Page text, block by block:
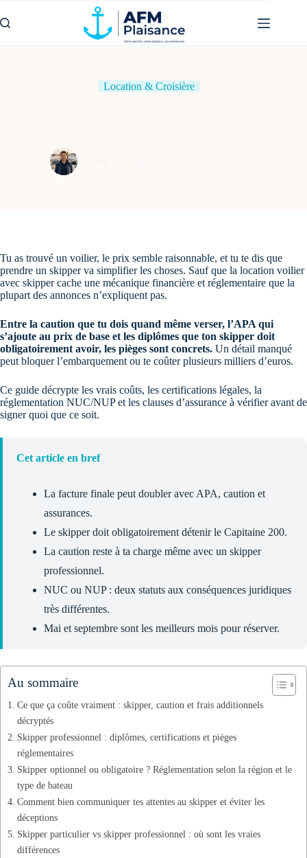
au
contenu
Location & Croisière
Tu as trouvé un voilier, le prix semble raisonnable, et tu te dis que
prendre un skipper va simplifier les choses. Sauf que la location voilier
avec skipper cache une mécanique financière et réglementaire que la
plupart des annonces n’expliquent pas.
Entre la caution que tu dois quand même verser, l’APA qui
s’ajoute au prix de base et les diplômes que ton skipper doit
obligatoirement avoir, les pièges sont concrets. Un détail manqué
peut bloquer l’embarquement ou te coûter plusieurs milliers d’euros.
Ce guide décrypte les vrais coûts, les certifications légales, la
réglementation NUC/NUP et les clauses d’assurance à vérifier avant de
signer quoi que ce soit.
Cet article en bref
La facture finale peut doubler avec APA, caution et
assurances.
Le skipper doit obligatoirement détenir le Capitaine 200.
La caution reste à ta charge même avec un skipper
professionnel.
NUC ou NUP : deux statuts aux conséquences juridiques
très différentes.
Mai et septembre sont les meilleurs mois pour réserver.
Au sommaire
Ce que ça coûte vraiment : skipper, caution et frais additionnels
décryptés
Skipper professionnel : diplômes, certifications et pièges
réglementaires
Skipper optionnel ou obligatoire ? Réglementation selon la région et le
type de bateau
Comment bien communiquer tes attentes au skipper et éviter les
déceptions
Skipper particulier vs skipper professionnel : où sont les vraies
différences